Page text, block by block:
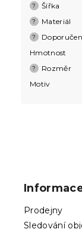
? Šířka
? Materiál
?
Hmotnost
? Rozměr
Motiv
Prodejny
Sledování